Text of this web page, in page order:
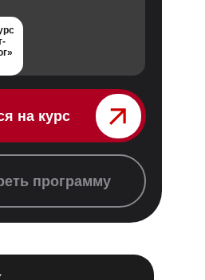
на курс⠀⠀⠀⠀⠀
программу